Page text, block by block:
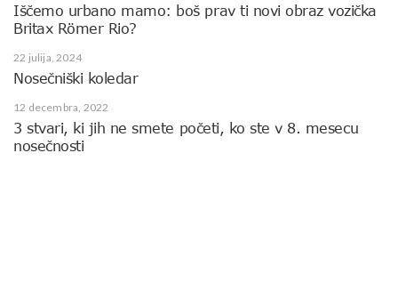
Iščemo urbano mamo: boš prav ti novi obraz vozička
Britax Römer Rio?
22 julija, 2024
Nosečniški koledar
12 decembra, 2022
3 stvari, ki jih ne smete početi, ko ste v 8. mesecu
nosečnosti